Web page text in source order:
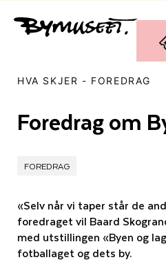
HVA SKJER - FOREDRAG
Foredrag om
FOREDRAG
«Selv når vi taper står de
foredraget vil Baard
med utstillingen «Byen og
fotballaget og dets by.